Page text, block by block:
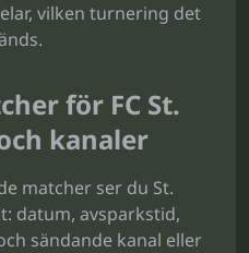
vilken turnering det
för FC St.
kanaler
matcher ser du St.
datum, avsparkstid,
sändande kanal eller